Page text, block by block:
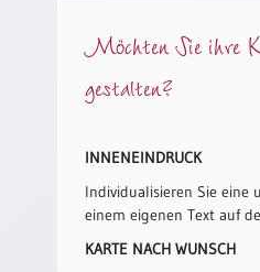
Eheschliessung
Hochzeitsjubiläum
Urkunden
Abendmahlszulassung
Kirchen(wieder)eintritt
Möchten Sie ihre
gestalten?
INNENEINDRUCK
Individualisieren Sie eine
einem eigenen Text auf
KARTE NACH WUNSCH